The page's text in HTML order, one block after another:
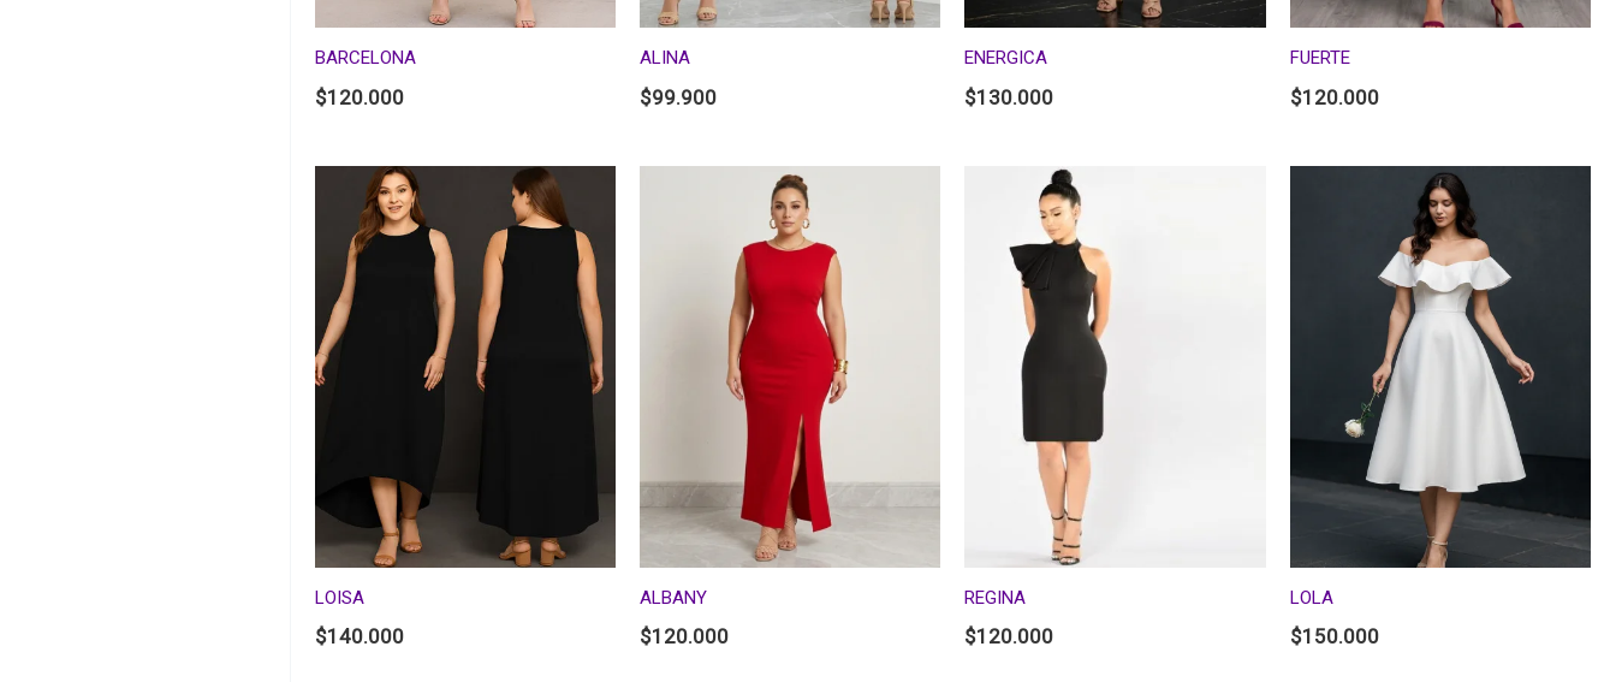
BARCELONA
$120.000
ALINA
$99.900
ENERGICA
$130.000
FUERTE
$120.000
LOISA
$140.000
ALBANY
$120.000
REGINA
$120.000
LOLA
$150.000